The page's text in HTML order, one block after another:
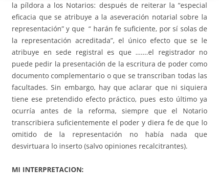
la píldora a los Notarios: después de reiterar la “especial
eficacia que se atribuye a la aseveración notarial sobre la
representación” y que “ harán fe suficiente, por sí solas de
la representación acreditada”, el único efecto que se le
atribuye en sede registral es que …….el registrador no
puede pedir la presentación de la escritura de poder como
documento complementario o que se transcriban todas las
facultades. Sin embargo, hay que aclarar que ni siquiera
tiene ese pretendido efecto práctico, pues esto último ya
ocurría antes de la reforma, siempre que el Notario
transcribiera suficientemente el poder y diera fe de que lo
omitido de la representación no había nada que
desvirtuara lo inserto (salvo opiniones recalcitrantes).
MI INTERPRETACION: